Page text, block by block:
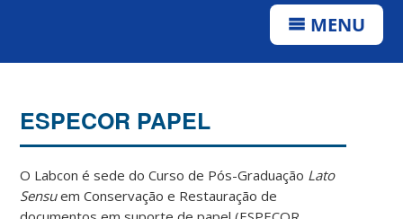
MENU
ESPECOR PAPEL
O Labcon é sede do Curso de Pós-Graduação Lato
Sensuem Conservação e Restauração de